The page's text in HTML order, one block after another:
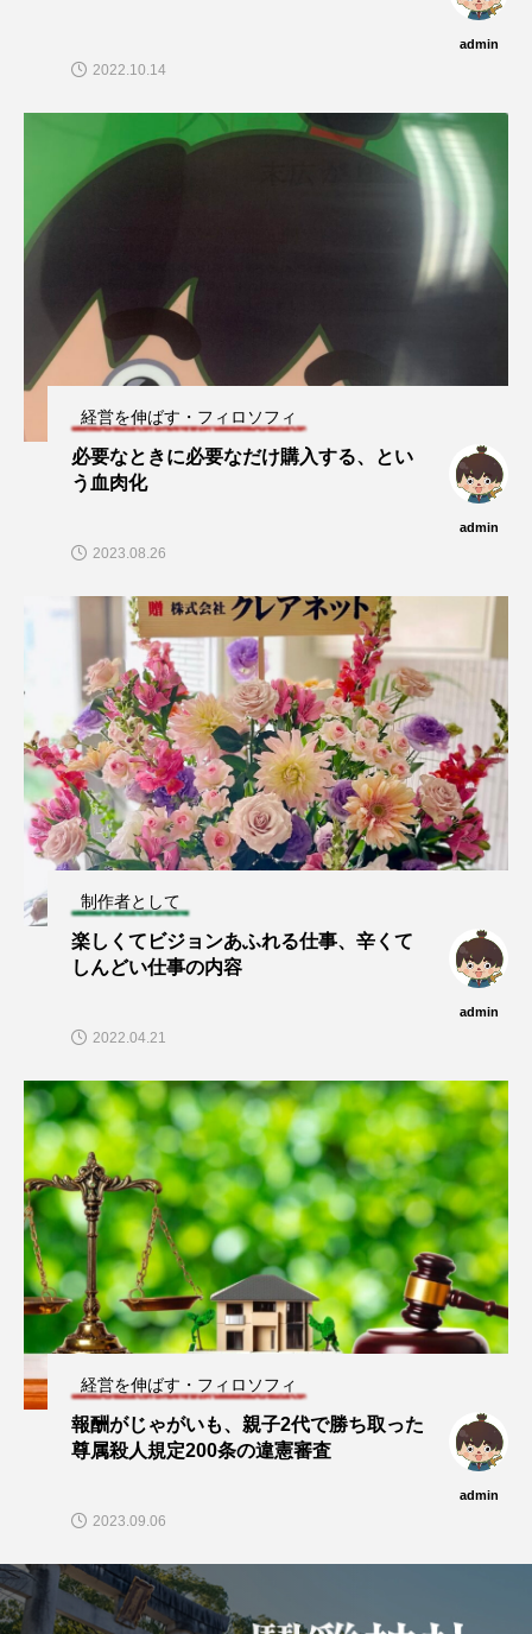
admin
2022.10.14
経営を伸ばす・フィロソフィ
必要なときに必要なだけ購入する、とい
う血肉化
admin
2023.08.26
制作者として
楽しくてビジョンあふれる仕事、辛くて
しんどい仕事の内容
admin
2022.04.21
経営を伸ばす・フィロソフィ
報酬がじゃがいも、親子2代で勝ち取った
尊属殺人規定200条の違憲審査
admin
2023.09.06